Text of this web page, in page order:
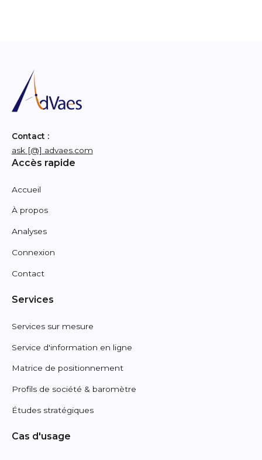
Contact :
ask [@] advaes.com
Accès rapide
Accueil
À propos
Analyses
Connexion
Contact
Services
Services sur mesure
Service d'information en ligne
Matrice de positionnement
Profils de société & baromètre
Études stratégiques
Cas d'usage